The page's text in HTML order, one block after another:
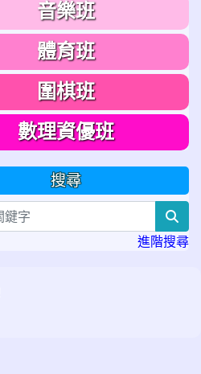
音樂班
體育班
圍棋班
數理資優班
搜尋
進階搜尋